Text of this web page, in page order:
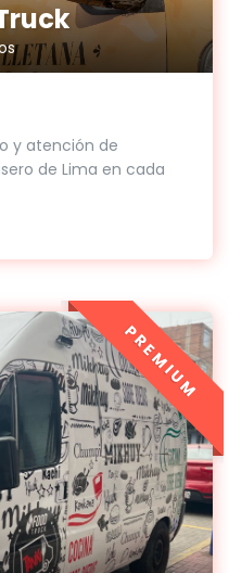
y atención de
de Lima en cada
PREMIUM